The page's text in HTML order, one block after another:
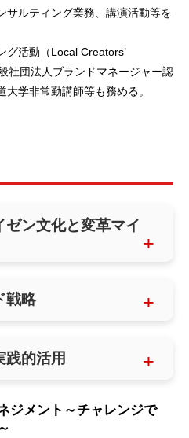
サルティング業務、講演活動等を
活動（Local Creators’
社団法人ブランドマネージャー認
学非常勤講師等も務める。
ゼン文化と変革マイ
戦略
践的活用
ジメント～チャレンジで